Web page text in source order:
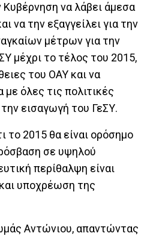
να λάβει άμεσα
να την εξαγγείλει για την
μέτρων για την
μέχρι το τέλος του 2015,
του ΟΑΥ και να
όλες τις πολιτικές
εισαγωγή του ΓεΣΥ.
το 2015 θα είναι ορόσημο
σε υψηλού
περίθαλψη είναι
υποχρέωση της
Αντώνιου, απαντώντας